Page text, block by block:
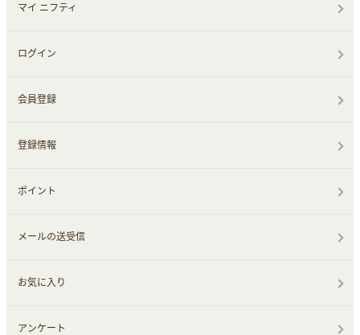
マイ ニフティ
ログイン
会員登録
登録情報
ポイント
メールの送受信
お気に入り
アンケート